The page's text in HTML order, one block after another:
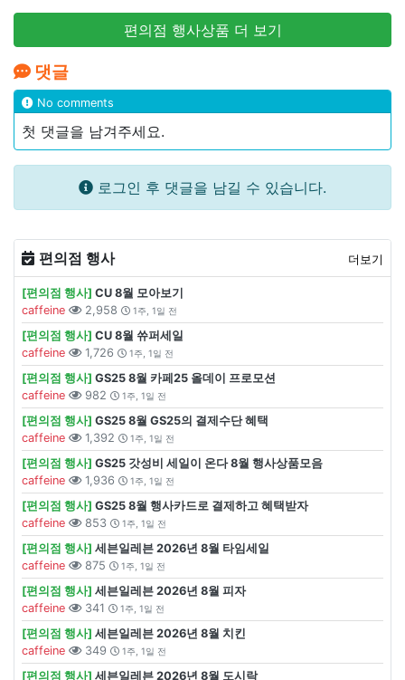
편의점 행사상품 더 보기
댓글
No comments
첫 댓글을 남겨주세요.
로그인 후 댓글을 남길 수 있습니다.
편의점 행사 더보기
[편의점 행사] CU 8월 모아보기
caffeine
2,958 1주, 1일 전
[편의점 행사] CU 8월 쓔퍼세일
caffeine
1,726 1주, 1일 전
[편의점 행사] GS25 8월 카페25 올데이 프로모션
caffeine
982 1주, 1일 전
[편의점 행사] GS25 8월 GS25의 결제수단 혜택
caffeine
1,392 1주, 1일 전
[편의점 행사] GS25 갓성비 세일이 온다 8월 행사상품모음
caffeine
1,936 1주, 1일 전
[편의점 행사] GS25 8월 행사카드로 결제하고 혜택받자
caffeine
853 1주, 1일 전
[편의점 행사] 세븐일레븐 2026년 8월 타임세일
caffeine
875 1주, 1일 전
[편의점 행사] 세븐일레븐 2026년 8월 피자
caffeine
341 1주, 1일 전
[편의점 행사] 세븐일레븐 2026년 8월 치킨
caffeine
349 1주, 1일 전
[편의점 행사] 세븐일레븐 2026년 8월 도시락